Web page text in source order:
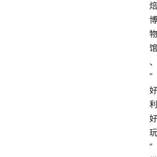
焙
博
物
馆
、
“
好
利
好
玩
”